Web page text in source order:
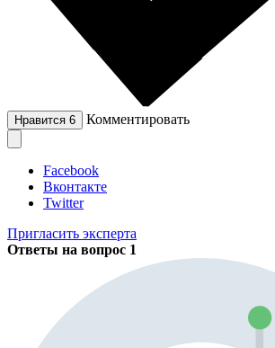
Нравится 6 Комментировать
Facebook
Вконтакте
Twitter
Пригласить эксперта
Ответы на вопрос 1